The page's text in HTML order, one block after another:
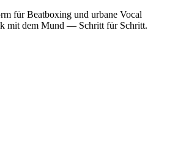
für Beatboxing und urbane Vocal
mit dem Mund — Schritt für Schritt.